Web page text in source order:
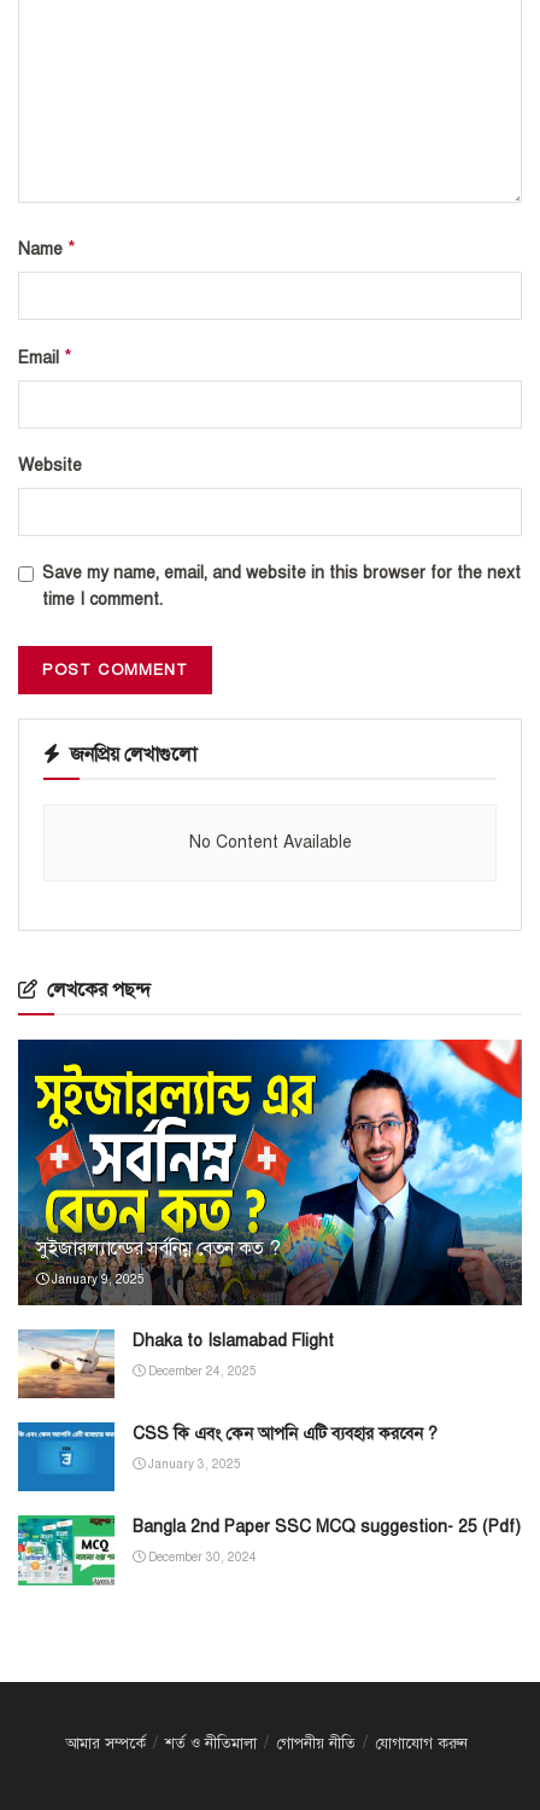
Name *
Email *
Website
Save my name, email, and website in this browser for the next
time I comment.
জনপ্রিয় লেখাগুলো
No Content Available
লেখকের পছন্দ
সুইজারল্যান্ডের সর্বনিম্ন বেতন কত ?
January 9, 2025
Dhaka to Islamabad Flight
December 24, 2025
CSS কি এবং কেন আপনি এটি ব্যবহার করবেন ?
January 3, 2025
Bangla 2nd Paper SSC MCQ suggestion- 25 (Pdf)
December 30, 2024
আমার সম্পর্কে শর্ত ও নীতিমালা গোপনীয় নীতি যোগাযোগ করুন